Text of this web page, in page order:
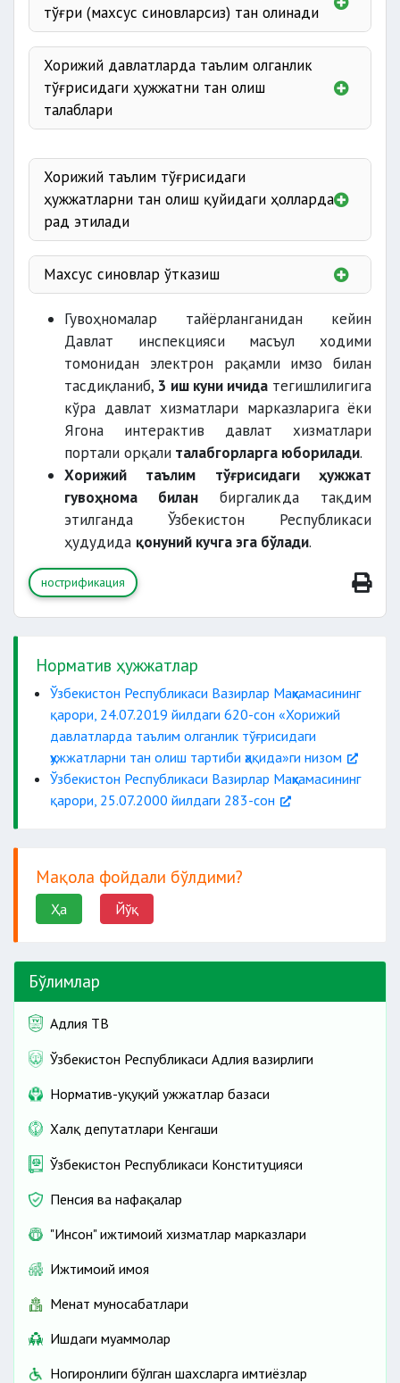
икки баравари
олий таълим, кадрларни қайта тайёрлаш ва
малака ошириш таълими бўйича
I ва II гуруҳ
миқдорида
тўғри (махсус синовларсиз) тан олинади
алоҳида бўлинмалари
фаолият
юритаётган хорижий таълим
муассасаларида таълим олган
талабгорларнинг ҳужжатлари
биринчи 1 000
ўринни эгаллаган хорижий олий таълим
муассасаларида таълим олган
талабгорларнинг ҳужжатлари
1992 йил 1 январгача
Европа
ассоциациясининг
аккредитация қилинган таълим
муассасаларида
таълим олган
Хорижий давлатларда таълим олганлик
тўғрисидаги ҳужжатни тан олиш
талаблари
сканер қилиниб pdf форматида
Ўзбекистон Республикаси давлат тилига
таржима қилинган нотариал тасдиқланган
хорижий таълим тўғрисидаги ҳужжатни
берган таълим муассасаси ва ушбу муассаса
томонидан берилган ҳужжатнингўша
давлат томонидан тан олинган бўлиши
хорижий таълим тўғрисидаги ҳужжат
беришга асос бўлган таълим
дастурларининг Ўзбекистон Республикасида
амалда бўлгандавлат таълим стандартлари
ва таълим дастурларига мувофиқлиги
Ўзбекистон Республикаси ва хорижий
таълим тўғрисида ҳужжатни берган
давлатнинг таълим тизимига қўйилган
умумий талабларнинг мослиги.
Хорижий таълим тўғрисидаги
ҳужжатларни тан олиш қуйидаги ҳолларда
рад этилади
3 йилдан кам бўлса
240 дан
кам кредит
Махсус синовлар ўтказиш
Гувоҳномалар тайёрланганидан кейин
Давлат инспекцияси масъул ходими
томонидан электрон рақамли имзо билан
тасдиқланиб, 3 иш куни ичида тегишлилигига
кўра давлат хизматлари марказларига ёки
Ягона интерактив давлат хизматлари
портали орқали талабгорларга юборилади.
Хорижий таълим тўғрисидаги ҳужжат
гувоҳнома билан биргаликда тақдим
этилганда Ўзбекистон Республикаси
ҳудудида қонуний кучга эга бўлади.
нострификация
Норматив ҳужжатлар
Ўзбекистон Республикаси Вазирлар Маҳкамасининг
қарори, 24.07.2019 йилдаги 620-сон «Хорижий
давлатларда таълим олганлик тўғрисидаги
ҳужжатларни тан олиш тартиби ҳақида»ги низом
Ўзбекистон Республикаси Вазирлар Маҳкамасининг
қарори, 25.07.2000 йилдаги 283-сон
Мақола фойдали бўлдими?
Ҳа Йўқ
Бўлимлар
Адлия ТВ
Ўзбекистон Республикаси Адлия вазирлиги
Норматив-ҳуқуқий ҳужжатлар базаси
Халқ депутатлари Кенгаши
Ўзбекистон Республикаси Конституцияси
Пенсия ва нафақалар
"Инсон" ижтимоий хизматлар марказлари
Ижтимоий ҳимоя
Меҳнат муносабатлари
Ишдаги муаммолар
Ногиронлиги бўлган шахсларга имтиёзлар